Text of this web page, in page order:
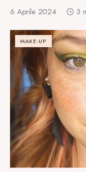
6 Aprile 2024 3
MAKE-UP